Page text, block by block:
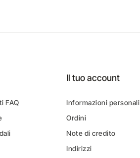
FAQ
Il tuo account
Informazioni personali
Ordini
Note di credito
Indirizzi